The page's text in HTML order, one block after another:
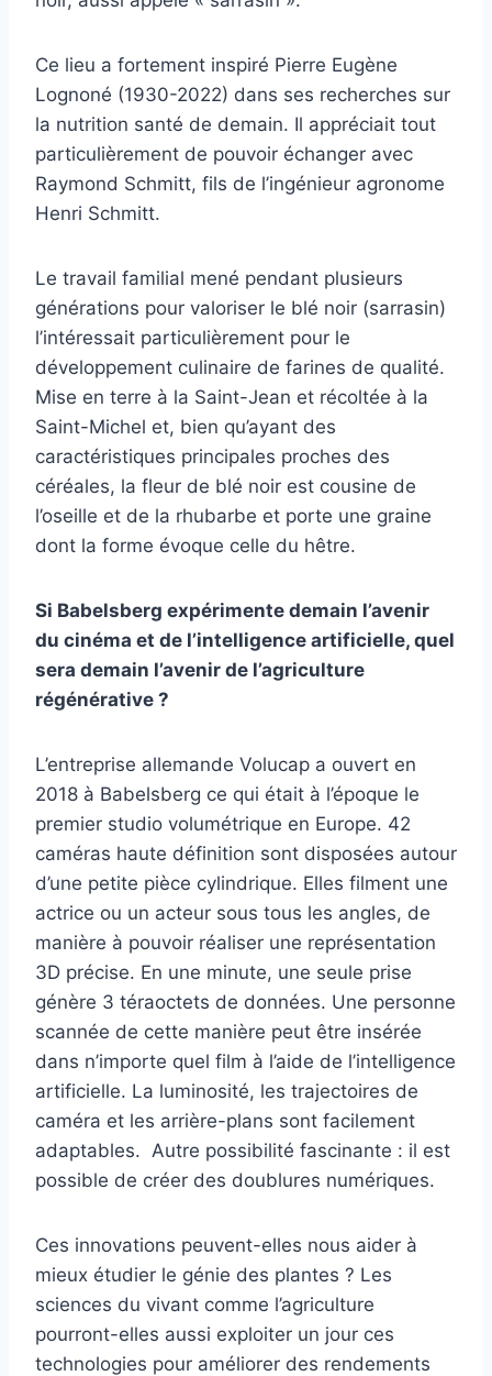
Ce lieu a fortement inspiré Pierre Eugène
Lognoné (1930-2022) dans ses recherches sur
la nutrition santé de demain. Il appréciait tout
particulièrement de pouvoir échanger avec
Raymond Schmitt, fils de l’ingénieur agronome
Henri Schmitt.
Le travail familial mené pendant plusieurs
générations pour valoriser le blé noir (sarrasin)
l’intéressait particulièrement pour le
développement culinaire de farines de qualité.
Mise en terre à la Saint-Jean et récoltée à la
Saint-Michel et, bien qu’ayant des
caractéristiques principales proches des
céréales, la fleur de blé noir est cousine de
l’oseille et de la rhubarbe et porte une graine
dont la forme évoque celle du hêtre.
Si Babelsberg expérimente demain l’avenir
du cinéma et de l’intelligence artificielle, quel
sera demain l’avenir de l’agriculture
régénérative ?
L’entreprise allemande Volucap a ouvert en
2018 à Babelsberg ce qui était à l’époque le
premier studio volumétrique en Europe. 42
caméras haute définition sont disposées autour
d’une petite pièce cylindrique. Elles filment une
actrice ou un acteur sous tous les angles, de
manière à pouvoir réaliser une représentation
3D précise. En une minute, une seule prise
génère 3 téraoctets de données. Une personne
scannée de cette manière peut être insérée
dans n’importe quel film à l’aide de l’intelligence
artificielle. La luminosité, les trajectoires de
caméra et les arrière-plans sont facilement
adaptables. Autre possibilité fascinante : il est
possible de créer des doublures numériques.
Ces innovations peuvent-elles nous aider à
mieux étudier le génie des plantes ? Les
sciences du vivant comme l’agriculture
pourront-elles aussi exploiter un jour ces
technologies pour améliorer des rendements